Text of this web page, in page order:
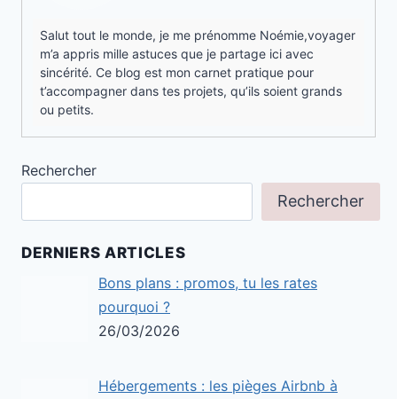
Salut tout le monde, je me prénomme Noémie,voyager
m’a appris mille astuces que je partage ici avec
sincérité. Ce blog est mon carnet pratique pour
t’accompagner dans tes projets, qu’ils soient grands
ou petits.
Rechercher
Rechercher
DERNIERS ARTICLES
Bons plans : promos, tu les rates
pourquoi ?
26/03/2026
Hébergements : les pièges Airbnb à